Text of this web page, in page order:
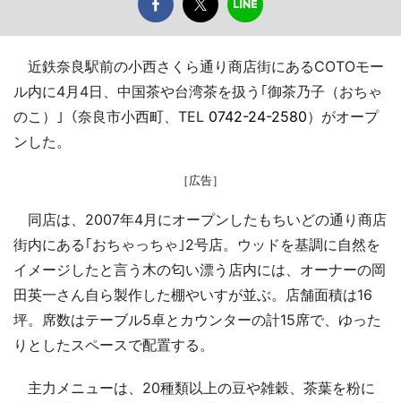
近鉄奈良駅前の小西さくら通り商店街にあるCOTOモー
ル内に4月4日、中国茶や台湾茶を扱う｢御茶乃子（おちゃ
のこ）｣（奈良市小西町、TEL 0742-24-2580）がオープ
ンした。
［広告］
同店は、2007年4月にオープンしたもちいどの通り商店
街内にある｢おちゃっちゃ｣2号店。ウッドを基調に自然を
イメージしたと言う木の匂い漂う店内には、オーナーの岡
田英一さん自ら製作した棚やいすが並ぶ。店舗面積は16
坪。席数はテーブル5卓とカウンターの計15席で、ゆった
りとしたスペースで配置する。
主力メニューは、20種類以上の豆や雑穀、茶葉を粉に